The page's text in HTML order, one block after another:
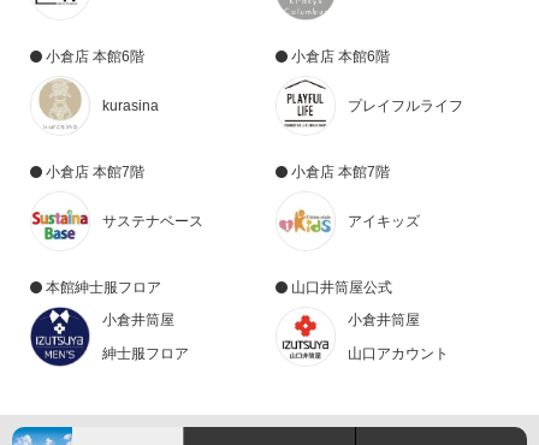
小倉店 本館6階
kurasina
小倉店 本館6階
プレイフルライフ
小倉店 本館7階
サステナベース
小倉店 本館7階
アイキッズ
本館紳士服フロア
小倉井筒屋
紳士服フロア
山口井筒屋公式
小倉井筒屋
山口アカウント